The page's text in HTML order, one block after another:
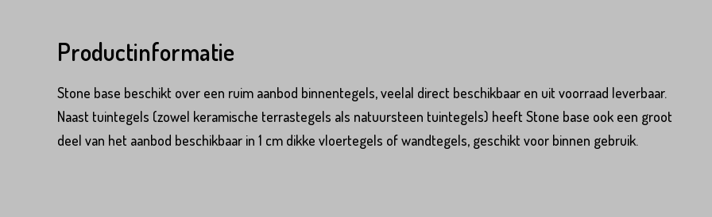
Productinformatie
Stone base beschikt over een ruim aanbod binnentegels, veelal direct beschikbaar en uit voorraad leverbaar.
Naast tuintegels (zowel keramische terrastegels als natuursteen tuintegels) heeft Stone base ook een groot
deel van het aanbod beschikbaar in 1 cm dikke vloertegels of wandtegels, geschikt voor binnen gebruik.